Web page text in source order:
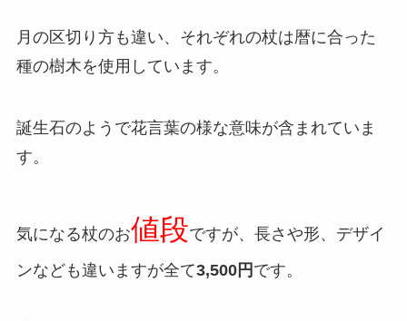
月の区切り方も違い、それぞれの杖は暦に合った
種の樹木を使用しています。
誕生石のようで花言葉の様な意味が含まれていま
す。
気になる杖のお値段ですが、長さや形、デザイ
ンなども違いますが全て3,500円 です。